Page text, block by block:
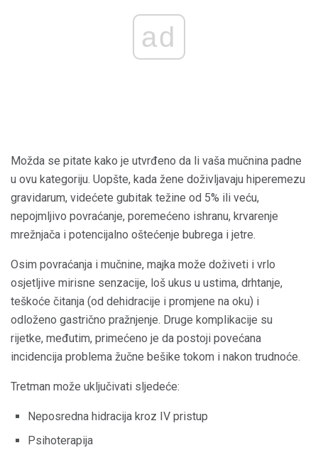
ad
Možda se pitate kako je utvrđeno da li vaša mučnina padne
u ovu kategoriju. Uopšte, kada žene doživljavaju hiperemezu
gravidarum, videćete gubitak težine od 5% ili veću,
nepojmljivo povraćanje, poremećeno ishranu, krvarenje
mrežnjača i potencijalno oštećenje bubrega i jetre.
Osim povraćanja i mučnine, majka može doživeti i vrlo
osjetljive mirisne senzacije, loš ukus u ustima, drhtanje,
teškoće čitanja (od dehidracije i promjene na oku) i
odloženo gastrično pražnjenje. Druge komplikacije su
rijetke, međutim, primećeno je da postoji povećana
incidencija problema žučne bešike tokom i nakon trudnoće.
Tretman može uključivati ​​sljedeće:
Neposredna hidracija kroz IV pristup
Psihoterapija